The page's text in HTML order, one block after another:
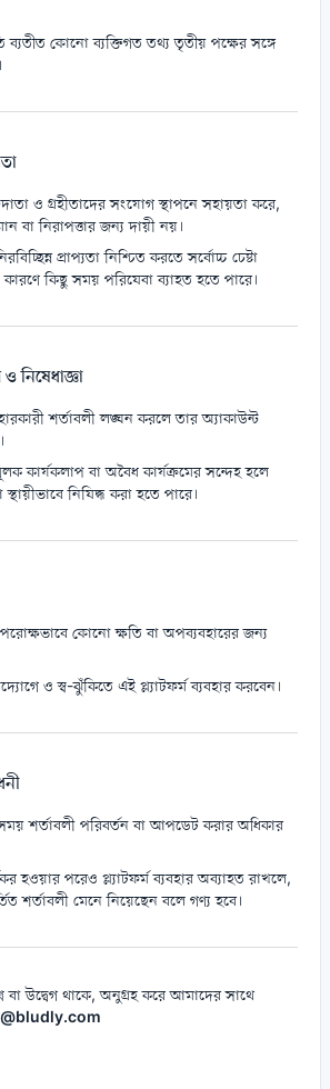
ব্যতীত কোনো ব্যক্তিগত তথ্য তৃতীয় পক্ষের সঙ্গে
ও গ্রহীতাদের সংযোগ স্থাপনে সহায়তা করে,
বা নিরাপত্তার জন্য দায়ী নয়।
প্রাপ্যতা নিশ্চিত করতে সর্বোচ্চ চেষ্টা
কিছু সময় পরিষেবা ব্যাহত হতে পারে।
নিষেধাজ্ঞা
শর্তাবলী লঙ্ঘন করলে তার অ্যাকাউন্ট
কার্যকলাপ বা অবৈধ কার্যক্রমের সন্দেহ হলে
নিষিদ্ধ করা হতে পারে।
পরোক্ষভাবে কোনো ক্ষতি বা অপব্যবহারের জন্য
ও স্ব-ঝুঁকিতে এই প্ল্যাটফর্ম ব্যবহার করবেন।
শর্তাবলী পরিবর্তন বা আপডেট করার অধিকার
হওয়ার পরেও প্ল্যাটফর্ম ব্যবহার অব্যাহত রাখলে,
শর্তাবলী মেনে নিয়েছেন বলে গণ্য হবে।
উদ্বেগ থাকে, অনুগ্রহ করে আমাদের সাথে